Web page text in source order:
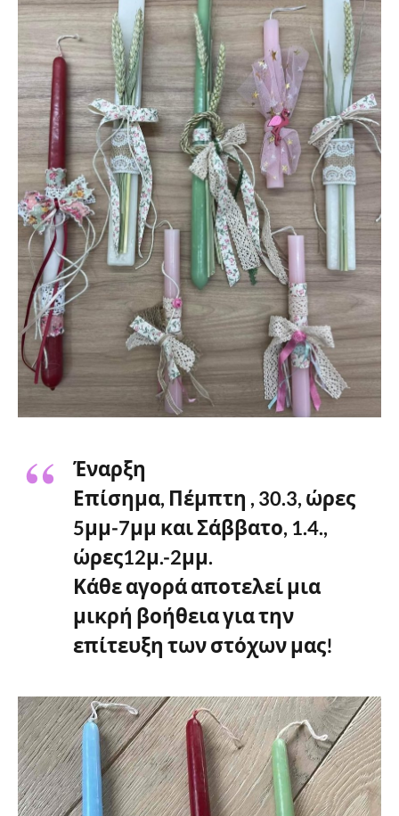
Έναρξη
Επίσημα, Πέμπτη , 30.3, ώρες
5μμ-7μμ και Σάββατο, 1.4.,
ώρες12μ.-2μμ.
Κάθε αγορά αποτελεί μια
μικρή βοήθεια για την
επίτευξη των στόχων μας!